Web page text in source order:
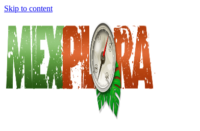
Skip to content